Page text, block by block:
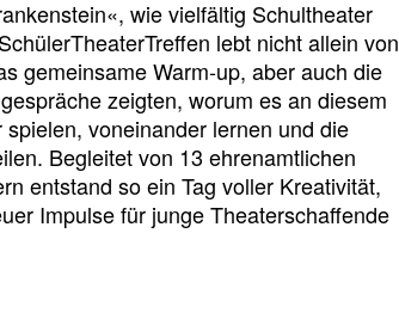
wie vielfältig Schultheater
lebt nicht allein von
gemeinsame Warm-up, aber auch die
zeigten, worum es an diesem
spielen, voneinander lernen und die
Begleitet von 13 ehrenamtlichen
entstand so ein Tag voller Kreativität,
Impulse für junge Theaterschaffende